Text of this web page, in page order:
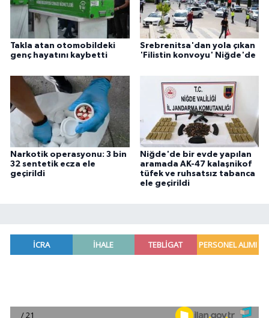
Takla atan otomobildeki
genç hayatını kaybetti
Srebrenitsa'dan yola çıkan
'Filistin konvoyu' Niğde'de
Narkotik operasyonu: 3 bin
32 sentetik ecza ele
geçirildi
Niğde'de bir evde yapılan
aramada AK-47 kalaşnikof
tüfek ve ruhsatsız tabanca
ele geçirildi